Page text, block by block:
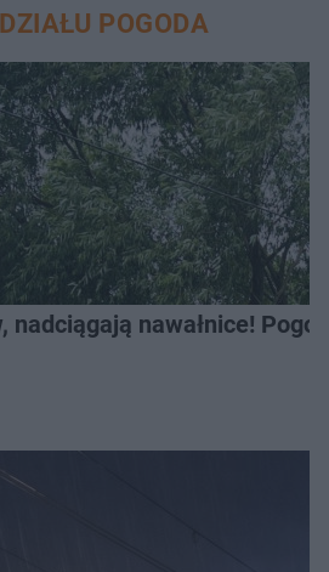
POGODA
nadciągają nawałnice!